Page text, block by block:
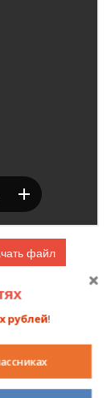
файл
МБДОУ
18201
рублей!